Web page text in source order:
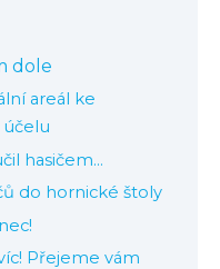
dole
areál ke
hasičem…
do hornické štoly
Přejeme vám